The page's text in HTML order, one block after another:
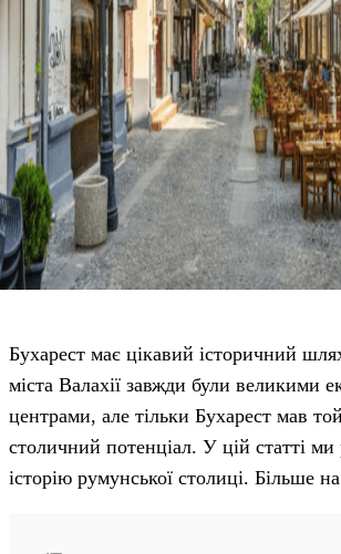
Бухарест має цікавий історичний
міста Валахії завжди були великими
центрами, але тільки Бухарест мав
столичний потенціал. У цій статті
історію румунської столиці. Більше на